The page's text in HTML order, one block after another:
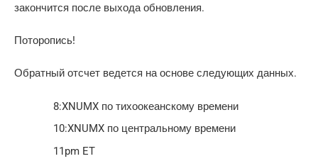
закончится после выхода обновления.
Поторопись!
Обратный отсчет ведется на основе следующих данных.
8:XNUMX по тихоокеанскому времени
10:XNUMX по центральному времени
11pm ET